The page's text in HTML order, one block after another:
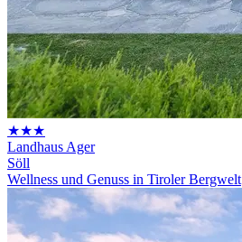
★★★
Landhaus Ager
Söll
Wellness und Genuss in Tiroler Bergwelt